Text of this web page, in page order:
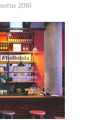
2016